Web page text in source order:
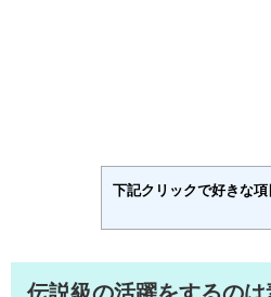
下記クリックで好きな項